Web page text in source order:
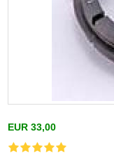
EUR 33,00